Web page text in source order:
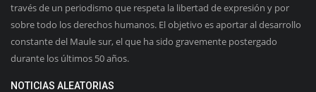
través de un periodismo que respeta la libertad de expresión y por
sobre todo los derechos humanos. El objetivo es aportar al desarrollo
constante del Maule sur, el que ha sido gravemente postergado
durante los últimos 50 años.
NOTICIAS ALEATORIAS